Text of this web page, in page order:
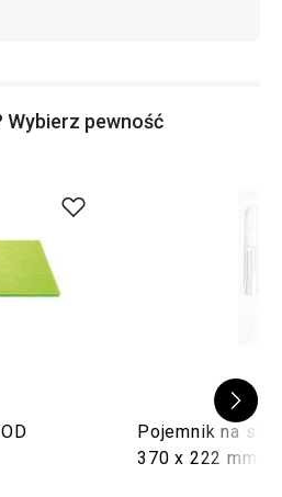
Wybierz pewność
Pojemnik na
370 x 222 mm